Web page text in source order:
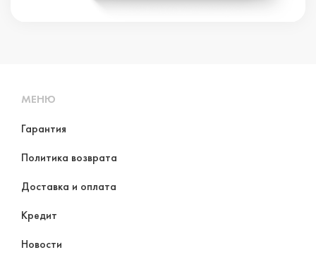
МЕНЮ
Гарантия
Политика возврата
Доставка и оплата
Кредит
Новости